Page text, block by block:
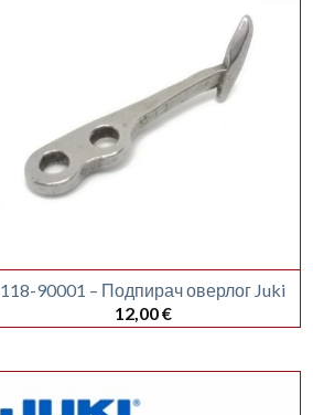
118-90001 – Подпирач оверлог Juki
12,00€